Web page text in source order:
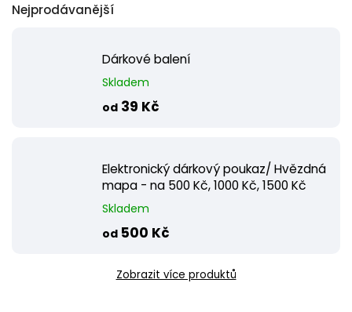
Nejprodávanější
Dárkové balení
Skladem
od 39 Kč
Elektronický dárkový poukaz/ Hvězdná
mapa - na 500 Kč, 1000 Kč, 1500 Kč
Skladem
od 500 Kč
Zobrazit více produktů